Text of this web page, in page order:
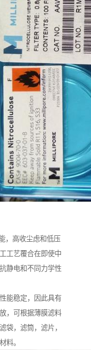
，高收尘虑和低压
工艺覆合在即使中
静电和不同力学性
能稳定，因此具有
，可根据薄膜滤料
袋，滤筒，滤片，
料。